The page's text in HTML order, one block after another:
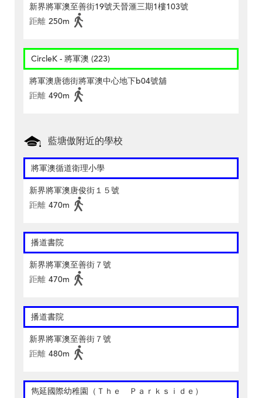
新界將軍澳至善街19號天晉滙三期1樓103號
距離 250m
CircleK - 將軍澳 (223)
將軍澳唐德街將軍澳中心地下b04號舖
距離 490m
藍塘傲附近的學校
將軍澳循道衛理小學
新界將軍澳唐俊街１５號
距離 470m
播道書院
新界將軍澳至善街７號
距離 470m
播道書院
新界將軍澳至善街７號
距離 480m
雋延國際幼稚園（Ｔｈｅ Ｐａｒｋｓｉｄｅ）